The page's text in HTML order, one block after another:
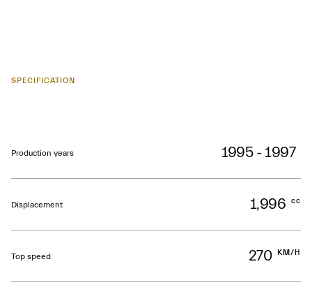
SPECIFICATION
Production years 1995 - 1997
Displacement 1,996 cc
Top speed 270 KM/H